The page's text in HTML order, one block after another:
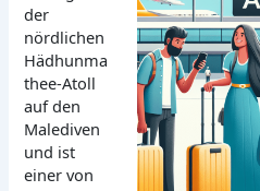
der
nördlichen
Hädhunma
thee-Atoll
auf den
Malediven
und ist
einer von